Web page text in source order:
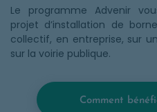
Le programme Advenir
projet d’installation de
collectif, en entreprise, sur
sur la voirie publique.
Comment